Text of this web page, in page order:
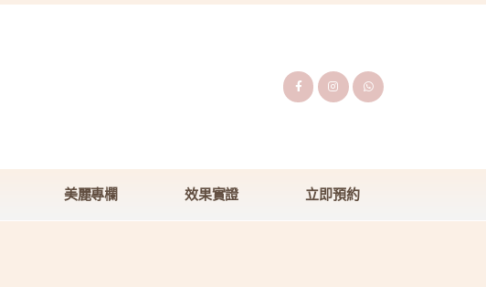
美麗專欄 效果實證 立即預約